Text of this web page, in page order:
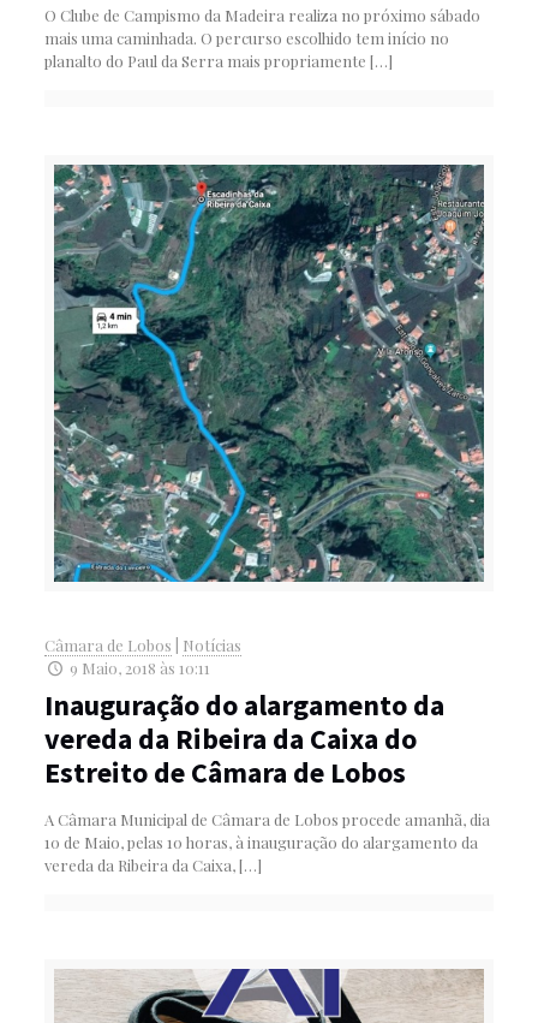
O Clube de Campismo da Madeira realiza no próximo sábado
mais uma caminhada. O percurso escolhido tem início no
planalto do Paul da Serra mais propriamente […]
Câmara de Lobos
Notícias
9 Maio, 2018 às 10:11
Inauguração do alargamento da
vereda da Ribeira da Caixa do
Estreito de Câmara de Lobos
A Câmara Municipal de Câmara de Lobos procede amanhã, dia
10 de Maio, pelas 10 horas, à inauguração do alargamento da
vereda da Ribeira da Caixa,[…]